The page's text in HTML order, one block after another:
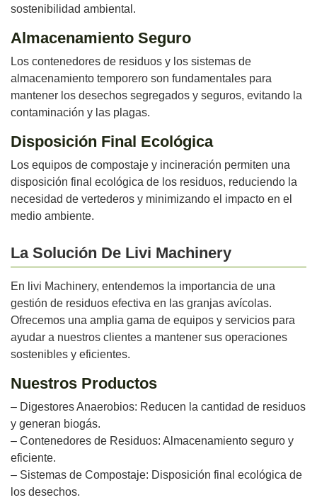
sostenibilidad ambiental.
Almacenamiento Seguro
Los contenedores de residuos y los sistemas de
almacenamiento temporero son fundamentales para
mantener los desechos segregados y seguros, evitando la
contaminación y las plagas.
Disposición Final Ecológica
Los equipos de compostaje y incineración permiten una
disposición final ecológica de los residuos, reduciendo la
necesidad de vertederos y minimizando el impacto en el
medio ambiente.
La Solución De Livi Machinery
En livi Machinery, entendemos la importancia de una
gestión de residuos efectiva en las granjas avícolas.
Ofrecemos una amplia gama de equipos y servicios para
ayudar a nuestros clientes a mantener sus operaciones
sostenibles y eficientes.
Nuestros Productos
– Digestores Anaerobios: Reducen la cantidad de residuos
y generan biogás.
– Contenedores de Residuos: Almacenamiento seguro y
eficiente.
– Sistemas de Compostaje: Disposición final ecológica de
los desechos.